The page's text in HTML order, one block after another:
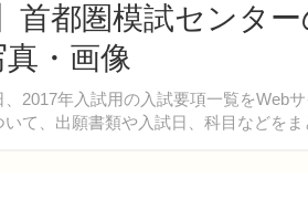
首都圏模試センタ
・画像
2017年入試用の入試要項一覧をWeb
て、出願書類や入試日、科目などをま